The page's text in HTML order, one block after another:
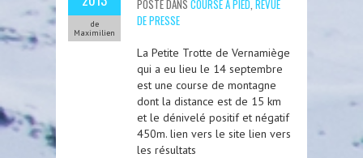
de
Maximilien
POSTÉ DANS COURSE À PIED REVUE
DE PRESSE
La Petite Trotte de Vernamiège
qui a eu lieu le 14 septembre
est une course de montagne
dont la distance est de 15 km
et le dénivelé positif et négatif
450m. lien vers le site lien vers
les résultats